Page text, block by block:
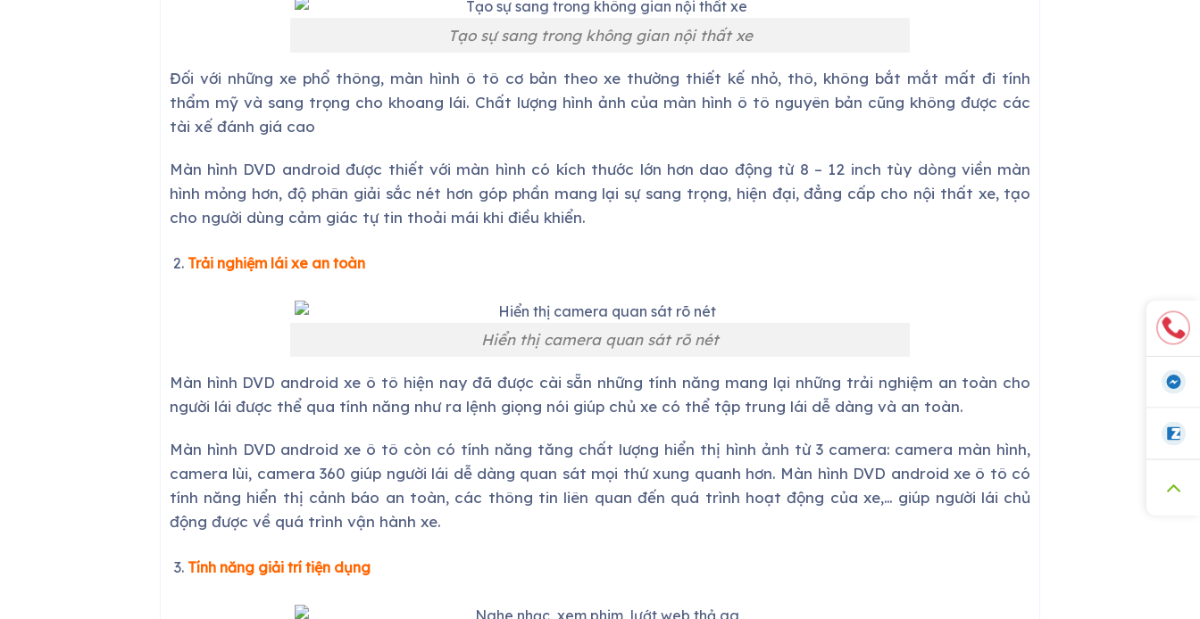
Tạo sự sang trong không gian nội thất xe
Đối với những xe phổ thông, màn hình ô tô cơ bản theo xe thường thiết kế nhỏ, thô, không bắt mắt mất đi tính
thẩm mỹ và sang trọng cho khoang lái. Chất lượng hình ảnh của màn hình ô tô nguyên bản cũng không được các
tài xế đánh giá cao
Màn hình DVD android được thiết với màn hình có kích thước lớn hơn dao động từ 8 – 12 inch tùy dòng viền màn
hình mỏng hơn, độ phân giải sắc nét hơn góp phần mang lại sự sang trọng, hiện đại, đẳng cấp cho nội thất xe, tạo
cho người dùng cảm giác tự tin thoải mái khi điều khiển.
Trải nghiệm lái xe an toàn
Hiển thị camera quan sát rõ nét
Màn hình DVD android xe ô tô hiện nay đã được cài sẵn những tính năng mang lại những trải nghiệm an toàn cho
người lái được thể qua tính năng như ra lệnh giọng nói giúp chủ xe có thể tập trung lái dễ dàng và an toàn.
Màn hình DVD android xe ô tô còn có tính năng tăng chất lượng hiển thị hình ảnh từ 3 camera: camera màn hình,
camera lùi, camera 360 giúp người lái dễ dàng quan sát mọi thứ xung quanh hơn. Màn hình DVD android xe ô tô có
tính năng hiển thị cảnh báo an toàn, các thông tin liên quan đến quá trình hoạt động của xe,… giúp người lái chủ
động được về quá trình vận hành xe.
Tính năng giải trí tiện dụng